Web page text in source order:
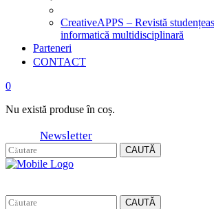
CreativeAPPS – Revistă
informatică multidisciplinară
Parteneri
CONTACT
0
Nu există produse în coș.
Newsletter
CAUTĂ
CAUTĂ